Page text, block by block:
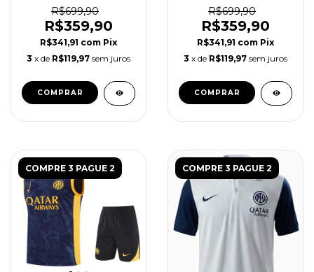
R$699,90
R$359,90
R$341,91 com Pix
3 x de R$119,97 sem juros
COMPRAR
R$699,90
R$359,90
R$341,91 com Pix
3 x de R$119,97 sem juros
COMPRAR
COMPRE 3 PAGUE 2 COMPRE 3 PAGUE 2